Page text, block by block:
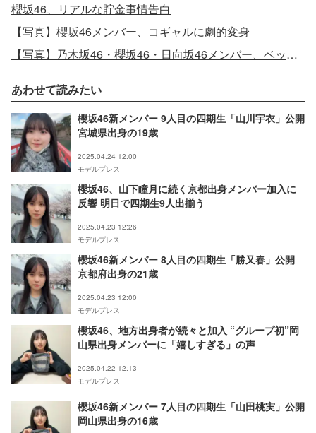
櫻坂46、リアルな貯金事情告白
【写真】櫻坂46メンバー、コギャルに劇的変身
【写真】乃木坂46・櫻坂46・日向坂46メンバー、ベッドの上で密着
あわせて読みたい
櫻坂46新メンバー 9人目の四期生「山川宇衣」公開
宮城県出身の19歳
2025.04.24 12:00
モデルプレス
櫻坂46、山下瞳月に続く京都出身メンバー加入に
反響 明日で四期生9人出揃う
2025.04.23 12:26
モデルプレス
櫻坂46新メンバー 8人目の四期生「勝又春」公開
京都府出身の21歳
2025.04.23 12:00
モデルプレス
櫻坂46、地方出身者が続々と加入 “グループ初”岡
山県出身メンバーに「嬉しすぎる」の声
2025.04.22 12:13
モデルプレス
櫻坂46新メンバー 7人目の四期生「山田桃実」公開
岡山県出身の16歳